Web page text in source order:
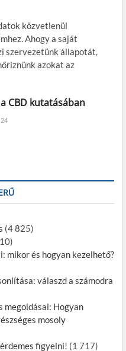
közvetlenül
Ahogy a saját
szervezetünk állapotát,
azokat az
CBD kutatásában
(4 825)
mikor és hogyan kezelhető?
válaszd a számodra
megoldásai: Hogyan
mosoly
figyelni! (1 717)